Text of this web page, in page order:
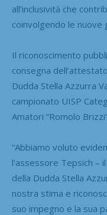
all’inclusività che
coinvolgendo le nuove
Il riconoscimento
consegna
Dudda Stella Azzurra
campionato UISP
Amatori “Romolo
“Abbiamo voluto
l’assessore Tepsich –
della Dudda Stella
nostra stima e
suo impegno e la sua